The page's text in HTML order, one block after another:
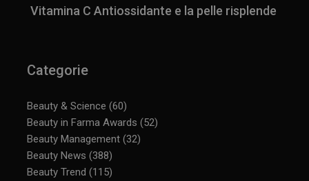
Vitamina C Antiossidante e la pelle risplende
Categorie
Beauty & Science (60)
Beauty in Farma Awards (52)
Beauty Management (32)
Beauty News (388)
Beauty Trend (115)
_ga_YJ0035S3E9